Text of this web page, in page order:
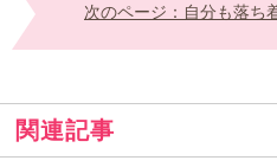
次のページ：自分も落ち
関連記事